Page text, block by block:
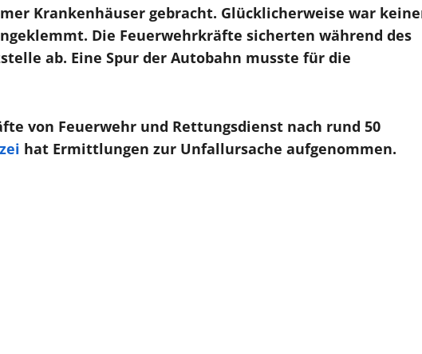
Krankenhäuser gebracht. Glücklicherweise war
Die Feuerwehrkräfte sicherten während des
ab. Eine Spur der Autobahn musste für die
von Feuerwehr und Rettungsdienst nach rund 50
hat Ermittlungen zur Unfallursache aufgenommen.